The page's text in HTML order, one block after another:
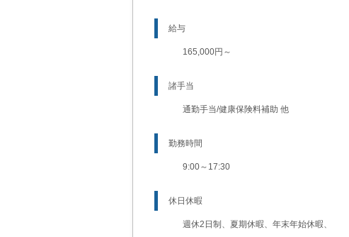
給与
165,000円～
諸手当
通勤手当/健康保険料補助 他
勤務時間
9:00～17:30
休日休暇
週休2日制、夏期休暇、年末年始休暇、